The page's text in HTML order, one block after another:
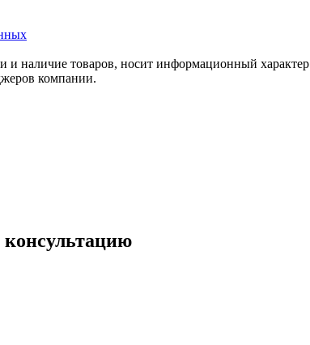
и наличие товаров, носит информационный
компании.
консультацию